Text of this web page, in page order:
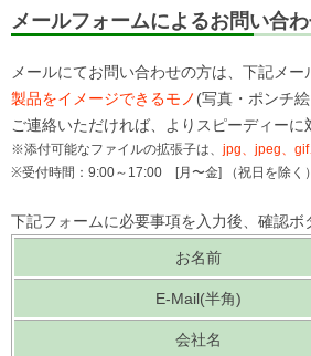
メールフォームによるお問い合
メールにてお問い合わせの方は、下記メ
製品をイメージできるモノ (写真・ポンチ
ご連絡いただければ、よりスピーディーに
※添付可能なファイルの拡張子は、 jpg、jpeg、
※受付時間：9:00～17:00 [月〜金] （祝日を除く）
下記フォームに必要事項を入力後、確認ボ
お名前
E-Mail(半角)
会社名